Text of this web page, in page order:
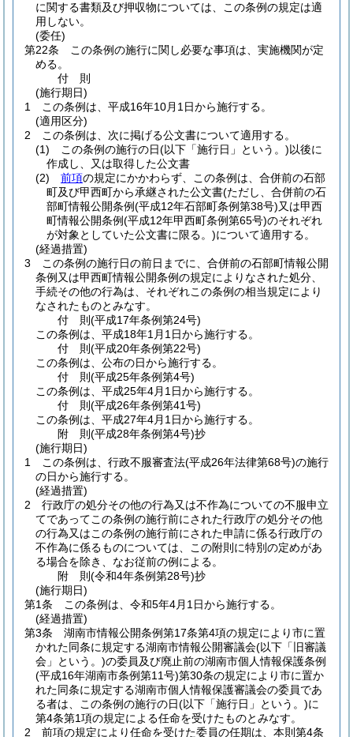
に関する書類及び押収物については、この条例の規定は適
用しない。
(委任)
第22条
この条例の施行に関し必要な事項は、実施機関が定
める。
付 則
(施行期日)
1
この条例は、平成16年10月1日から施行する。
(適用区分)
2
この条例は、次に掲げる公文書について適用する。
(1)
この条例の施行の日(以下「施行日」という。)以後に
作成し、又は取得した公文書
(2)
前項の規定にかかわらず、この条例は、合併前の石部
町及び甲西町から承継された公文書(ただし、合併前の石
部町情報公開条例(平成12年石部町条例第38号)又は甲西
町情報公開条例(平成12年甲西町条例第65号)のそれぞれ
が対象としていた公文書に限る。)について適用する。
(経過措置)
3
この条例の施行日の前日までに、合併前の石部町情報公開
条例又は甲西町情報公開条例の規定によりなされた処分、
手続その他の行為は、それぞれこの条例の相当規定により
なされたものとみなす。
付 則(平成17年条例第24号)
この条例は、平成18年1月1日から施行する。
付 則(平成20年条例第22号)
この条例は、公布の日から施行する。
付 則(平成25年条例第4号)
この条例は、平成25年4月1日から施行する。
付 則(平成26年条例第41号)
この条例は、平成27年4月1日から施行する。
附 則(平成28年条例第4号)抄
(施行期日)
1
この条例は、行政不服審査法(平成26年法律第68号)の施行
の日から施行する。
(経過措置)
2
行政庁の処分その他の行為又は不作為についての不服申立
てであってこの条例の施行前にされた行政庁の処分その他
の行為又はこの条例の施行前にされた申請に係る行政庁の
不作為に係るものについては、この附則に特別の定めがあ
る場合を除き、なお従前の例による。
附 則(令和4年条例第28号)抄
(施行期日)
第1条
この条例は、令和5年4月1日から施行する。
(経過措置)
第3条
湖南市情報公開条例第17条第4項の規定により市に置
かれた同条に規定する湖南市情報公開審議会(以下「旧審議
会」という。)の委員及び廃止前の湖南市個人情報保護条例
(平成16年湖南市条例第11号)第30条の規定により市に置か
れた同条に規定する湖南市個人情報保護審議会の委員であ
る者は、この条例の施行の日(以下「施行日」という。)に
第4条第1項の規定による任命を受けたものとみなす。
2
前項の規定により任命を受けた委員の任期は、本則第4条